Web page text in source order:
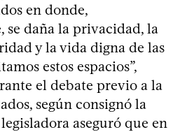
en donde,
se daña la privacidad, la
y la vida digna de las
estos espacios”,
el debate previo a la
según consignó la
aseguró que en